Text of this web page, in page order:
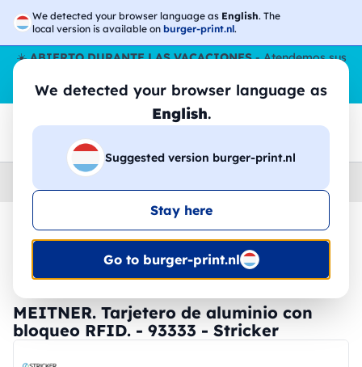
We detected your browser language as English. The
local version is available on burger-print.nl.
We detected your browser language as
English.
Suggested version burger-print.nl
Stay here
Go to burger-print.nl
☀️ABIERTO DURANTE LAS VACACIONES- Atendemos sus
pedidos durante todo el verano, incluso en agosto.
Sin parar
😎🌴
Home carteras-y-tarjeteros-personalizados
🔥 -30% de impresión DTF
MEITNER. Tarjetero de aluminio con
bloqueo RFID. - 93333 - Stricker